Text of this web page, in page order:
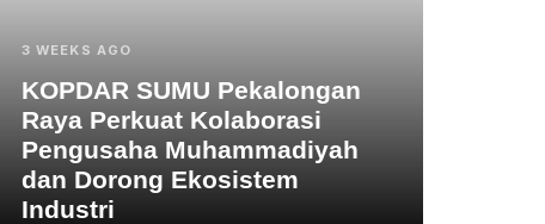
3 WEEKS AGO
KOPDAR SUMU Pekalongan
Raya Perkuat Kolaborasi
Pengusaha Muhammadiyah
dan Dorong Ekosistem
Industri